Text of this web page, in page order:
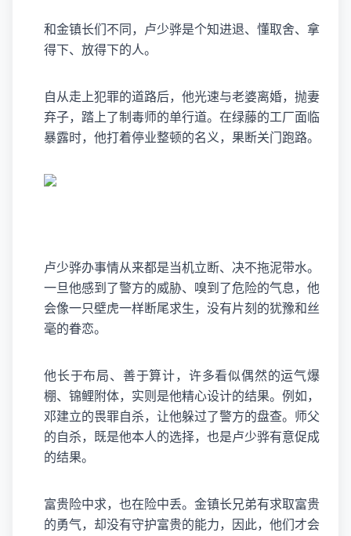
和金镇长们不同，卢少骅是个知进退、懂取舍、拿
得下、放得下的人。
自从走上犯罪的道路后，他光速与老婆离婚，抛妻
弃子，踏上了制毒师的单行道。在绿藤的工厂面临
暴露时，他打着停业整顿的名义，果断关门跑路。
卢少骅办事情从来都是当机立断、决不拖泥带水。
一旦他感到了警方的威胁、嗅到了危险的气息，他
会像一只壁虎一样断尾求生，没有片刻的犹豫和丝
毫的眷恋。
他长于布局、善于算计，许多看似偶然的运气爆
棚、锦鲤附体，实则是他精心设计的结果。例如，
邓建立的畏罪自杀，让他躲过了警方的盘查。师父
的自杀，既是他本人的选择，也是卢少骅有意促成
的结果。
富贵险中求，也在险中丢。金镇长兄弟有求取富贵
的勇气，却没有守护富贵的能力，因此，他们才会